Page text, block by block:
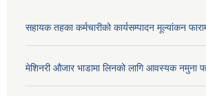
सहायक तहका कर्मचारीको कार्यसम्पादन मूल्यांकन
मेशिनरी औजार भाडामा लिनको लागि आवस्यक नमुना